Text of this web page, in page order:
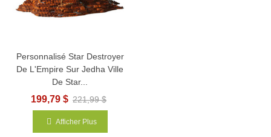
Personnalisé Star Destroyer
De L'Empire Sur Jedha Ville
De Star...
199,79 $ 221,99 $
Afficher Plus